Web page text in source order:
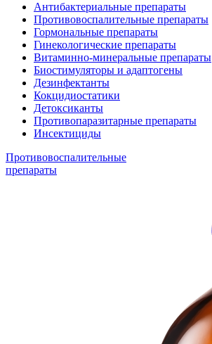
Антибактериальные препараты
Противовоспалительные препараты
Гормональные препараты
Гинекологические препараты
Витаминно-минеральные препараты
Биостимуляторы и адаптогены
Дезинфектанты
Кокцидиостатики
Детоксиканты
Противопаразитарные препараты
Инсектициды
Противовоспалительные
препараты